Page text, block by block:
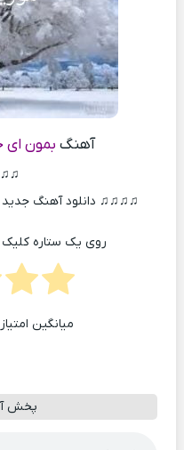
آهنگ بمون ای
♫♫♫♫ دانلود آهنگ
روی یک ستاره کلیک
میانگین امتیاز
پخش